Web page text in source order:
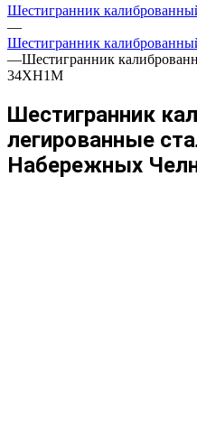
Шестигранник
—
Шестигранник
—Шестигранник
34ХН1М
Шестигранник
легированные
Набережных